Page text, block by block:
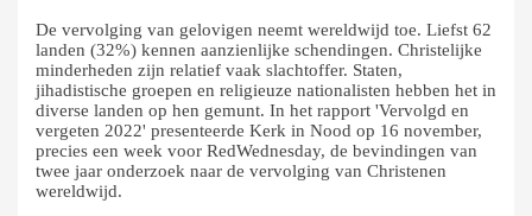
De vervolging van gelovigen neemt wereldwijd toe. Liefst 62
landen (32%) kennen aanzienlijke schendingen. Christelijke
minderheden zijn relatief vaak slachtoffer. Staten,
jihadistische groepen en religieuze nationalisten hebben het in
diverse landen op hen gemunt. In het rapport 'Vervolgd en
vergeten 2022' presenteerde Kerk in Nood op 16 november,
precies een week voor RedWednesday, de bevindingen van
twee jaar onderzoek naar de vervolging van Christenen
wereldwijd.